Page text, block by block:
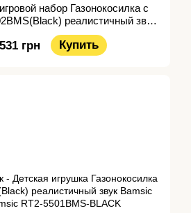
набор Газонокосилка с
реалистичный звук
Bamsic
531 грн Купить